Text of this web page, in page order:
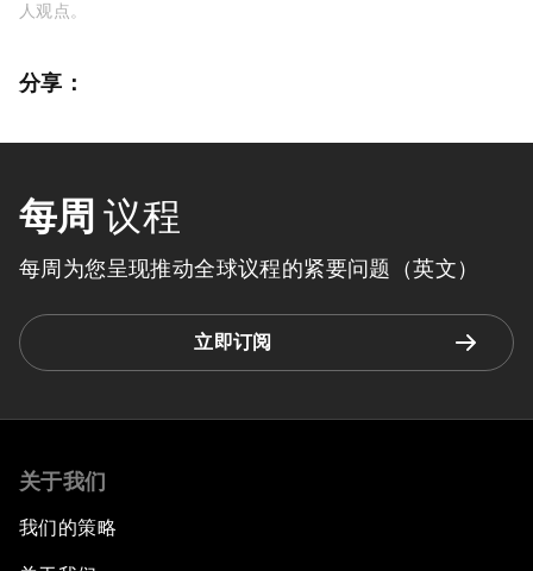
人观点。
分享：
每周 议程
每周为您呈现推动全球议程的紧要问题（英文）
立即订阅
关于我们
我们的策略